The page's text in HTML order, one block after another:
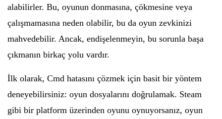
alabilirler. Bu, oyunun donmasına, çökmesine veya
çalışmamasına neden olabilir, bu da oyun zevkinizi
mahvedebilir. Ancak, endişelenmeyin, bu sorunla başa
çıkmanın birkaç yolu vardır.
İlk olarak, Cmd hatasını çözmek için basit bir yöntem
deneyebilirsiniz: oyun dosyalarını doğrulamak. Steam
gibi bir platform üzerinden oyunu oynuyorsanız, oyun